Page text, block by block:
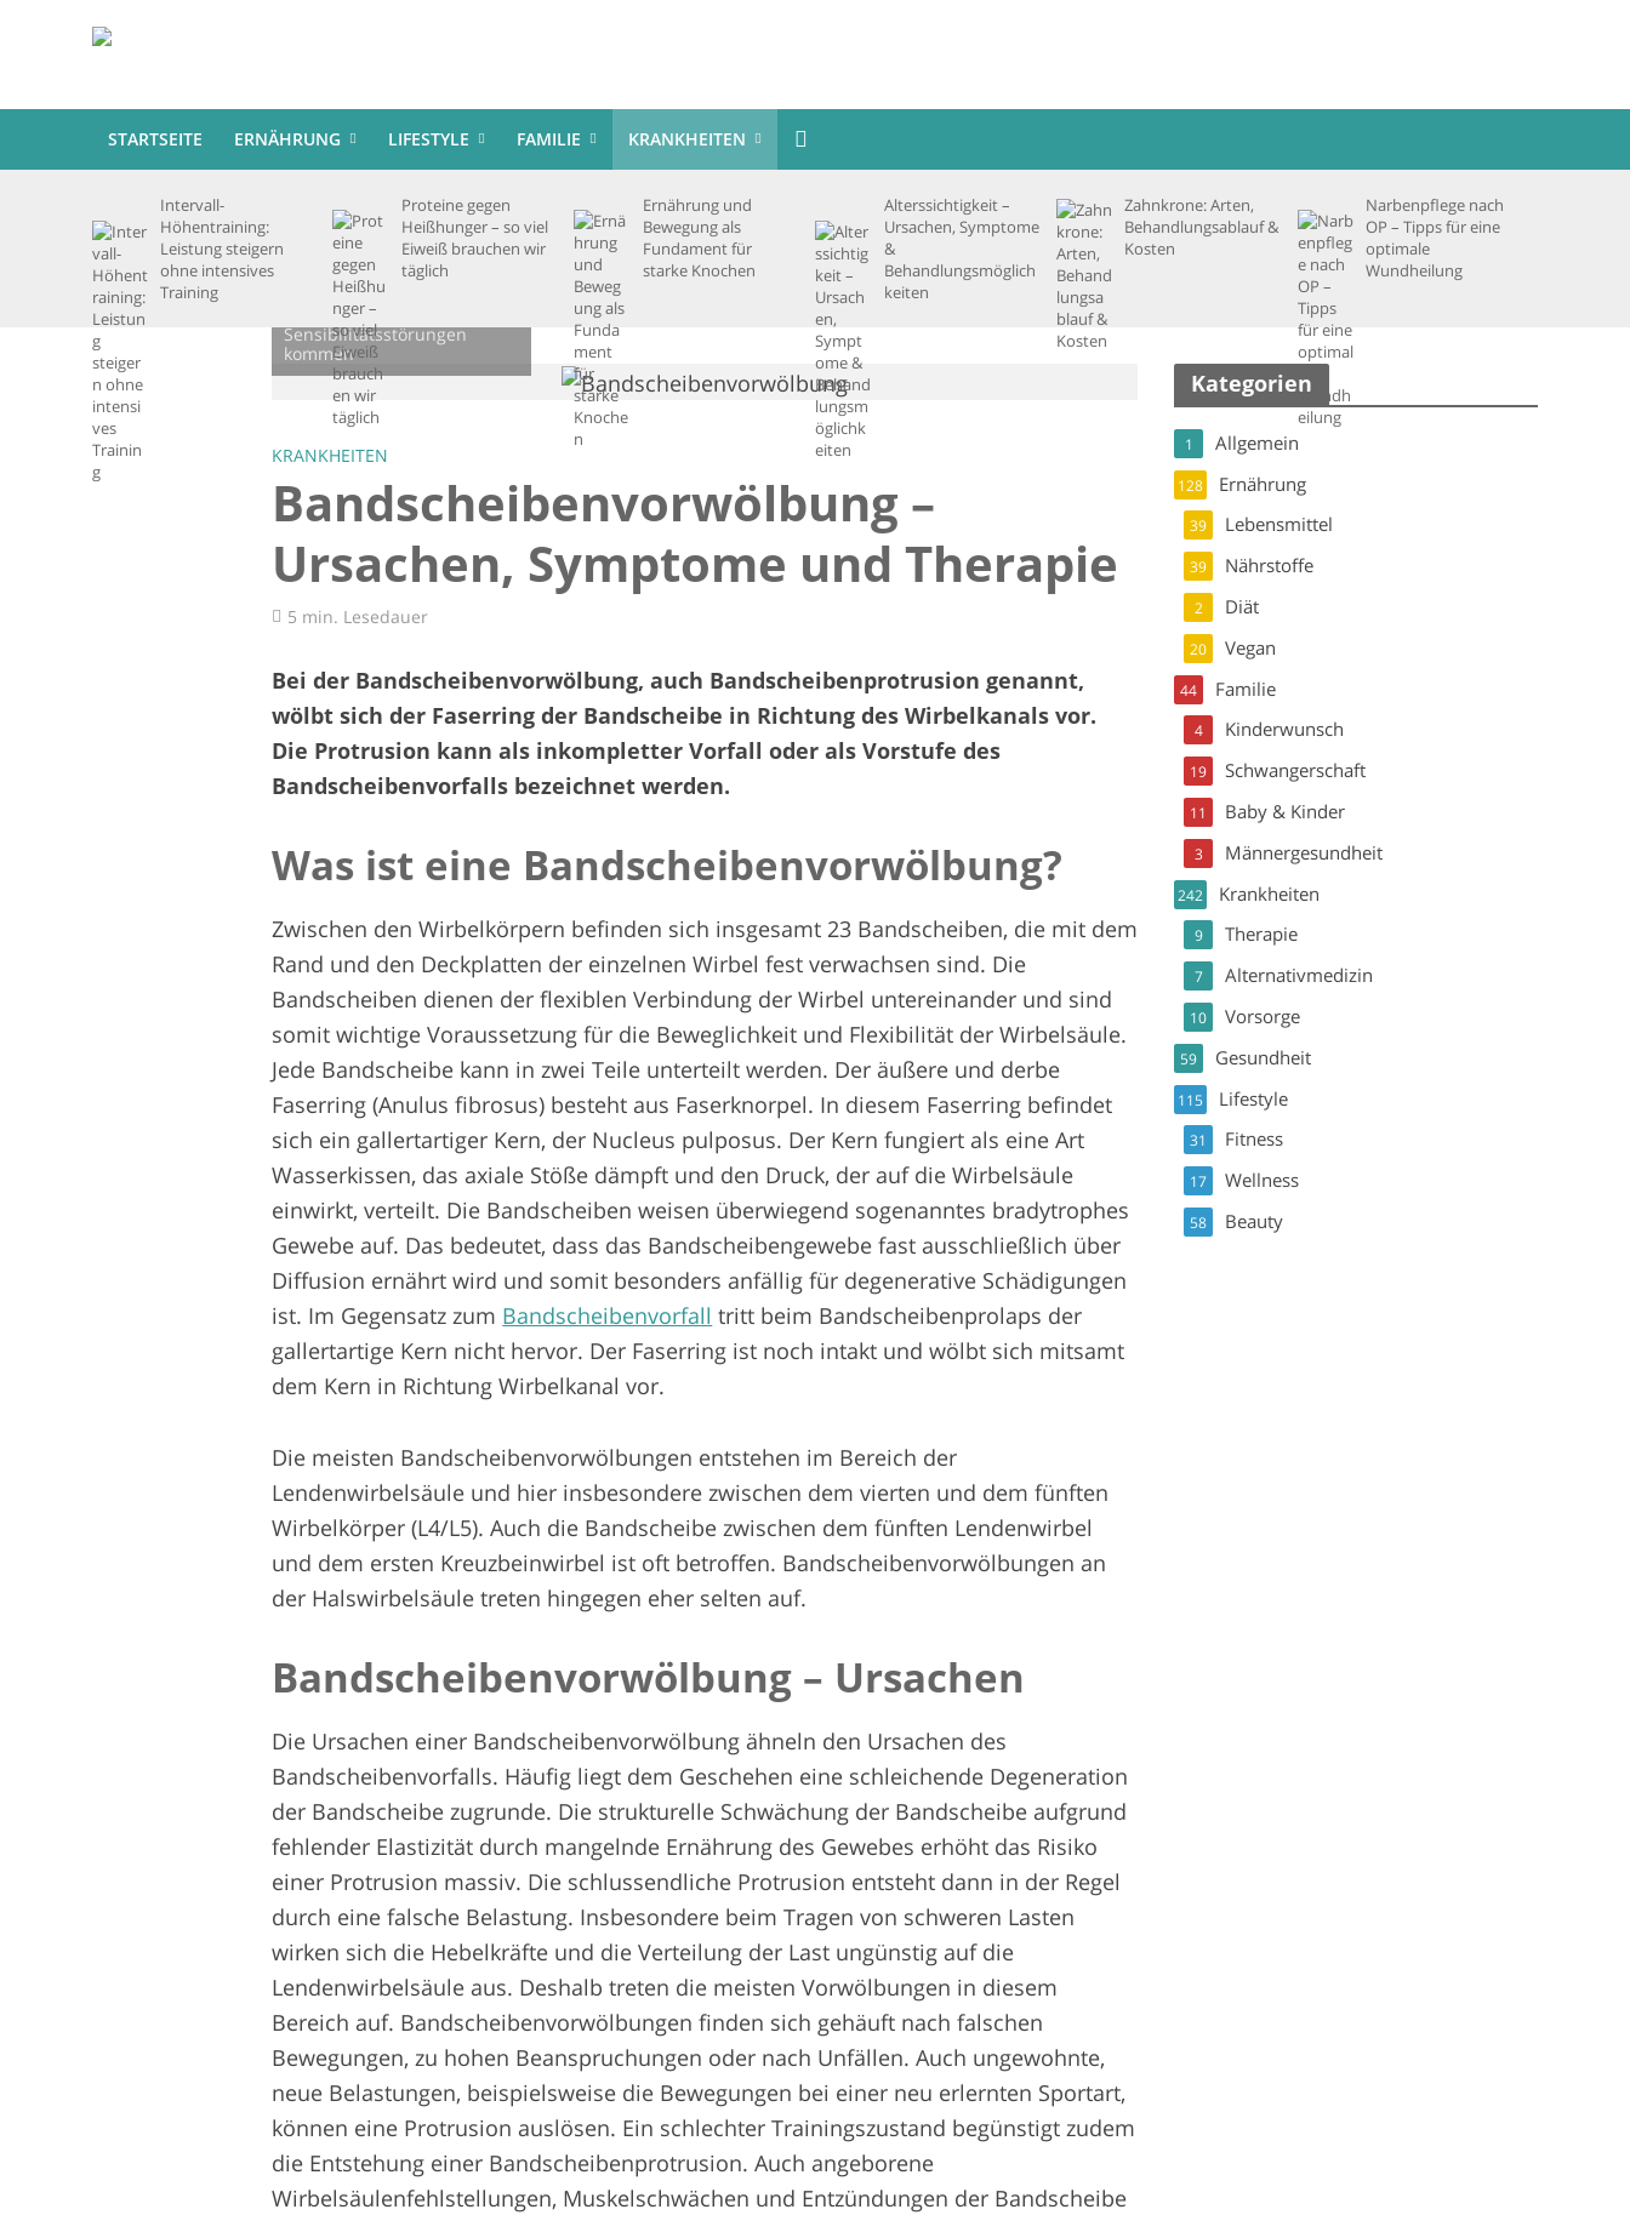
STARTSEITE ERNÄHRUNG LIFESTYLE FAMILIE KRANKHEITEN
Intervall-
Höhentraining:
Leistung steigern
ohne intensives
Training
Proteine gegen
Heißhunger – so viel
Eiweiß brauchen wir
täglich
Ernährung und
Bewegung als
Fundament für
starke Knochen
Alterssichtigkeit –
Ursachen, Symptome
&
Behandlungsmöglich
keiten
Zahnkrone: Arten,
Behandlungsablauf &
Kosten
Narbenpflege nach
OP – Tipps für eine
optimale
Wundheilung
Auch bei einer
Bandscheiben­vorwölbung
kann es zu Schmerzen und
Sensibilitätsstörungen
kommen
KRANKHEITEN
Bandscheiben­vorwölbung –
Ursachen, Symptome und Therapie
5 min. Lesedauer
Bei der Bandscheibenvorwölbung, auch Bandscheibenprotrusion genannt,
wölbt sich der Faserring der Bandscheibe in Richtung des Wirbelkanals vor.
Die Protrusion kann als inkompletter Vorfall oder als Vorstufe des
Bandscheibenvorfalls bezeichnet werden.
Was ist eine Bandscheiben­vorwölbung?
Zwischen den Wirbelkörpern befinden sich insgesamt 23 Bandscheiben, die mit dem
Rand und den Deckplatten der einzelnen Wirbel fest verwachsen sind. Die
Bandscheiben dienen der flexiblen Verbindung der Wirbel untereinander und sind
somit wichtige Voraussetzung für die Beweglichkeit und Flexibilität der Wirbelsäule.
Jede Bandscheibe kann in zwei Teile unterteilt werden. Der äußere und derbe
Faserring (Anulus fibrosus) besteht aus Faserknorpel. In diesem Faserring befindet
sich ein gallertartiger Kern, der Nucleus pulposus. Der Kern fungiert als eine Art
Wasserkissen, das axiale Stöße dämpft und den Druck, der auf die Wirbelsäule
einwirkt, verteilt. Die Bandscheiben weisen überwiegend sogenanntes bradytrophes
Gewebe auf. Das bedeutet, dass das Bandscheibengewebe fast ausschließlich über
Diffusion ernährt wird und somit besonders anfällig für degenerative Schädigungen
ist. Im Gegensatz zum Bandscheibenvorfall tritt beim Bandscheibenprolaps der
gallertartige Kern nicht hervor. Der Faserring ist noch intakt und wölbt sich mitsamt
dem Kern in Richtung Wirbelkanal vor.
Die meisten Bandscheibenvorwölbungen entstehen im Bereich der
Lendenwirbelsäule und hier insbesondere zwischen dem vierten und dem fünften
Wirbelkörper (L4/L5). Auch die Bandscheibe zwischen dem fünften Lendenwirbel
und dem ersten Kreuzbeinwirbel ist oft betroffen. Bandscheibenvorwölbungen an
der Halswirbelsäule treten hingegen eher selten auf.
Bandscheiben­vorwölbung – Ursachen
Die Ursachen einer Bandscheibenvorwölbung ähneln den Ursachen des
Bandscheibenvorfalls. Häufig liegt dem Geschehen eine schleichende Degeneration
der Bandscheibe zugrunde. Die strukturelle Schwächung der Bandscheibe aufgrund
fehlender Elastizität durch mangelnde Ernährung des Gewebes erhöht das Risiko
einer Protrusion massiv. Die schlussendliche Protrusion entsteht dann in der Regel
durch eine falsche Belastung. Insbesondere beim Tragen von schweren Lasten
wirken sich die Hebelkräfte und die Verteilung der Last ungünstig auf die
Lendenwirbelsäule aus. Deshalb treten die meisten Vorwölbungen in diesem
Bereich auf. Bandscheibenvorwölbungen finden sich gehäuft nach falschen
Bewegungen, zu hohen Beanspruchungen oder nach Unfällen. Auch ungewohnte,
neue Belastungen, beispielsweise die Bewegungen bei einer neu erlernten Sportart,
können eine Protrusion auslösen. Ein schlechter Trainingszustand begünstigt zudem
die Entstehung einer Bandscheibenprotrusion. Auch angeborene
Wirbelsäulenfehlstellungen, Muskelschwächen und Entzündungen der Bandscheibe
Kategorien
Allgemein
1
Ernährung
128
Lebensmittel
39
Nährstoffe
39
Diät
2
Vegan
20
Familie
44
Kinderwunsch
4
Schwangerschaft
19
Baby & Kinder
11
Männergesundheit
3
Krankheiten
242
Therapie
9
Alternativmedizin
7
Vorsorge
10
Gesundheit
59
Lifestyle
115
Fitness
31
Wellness
17
Beauty
58